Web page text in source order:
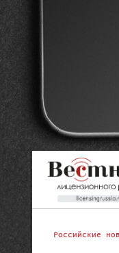
Российские